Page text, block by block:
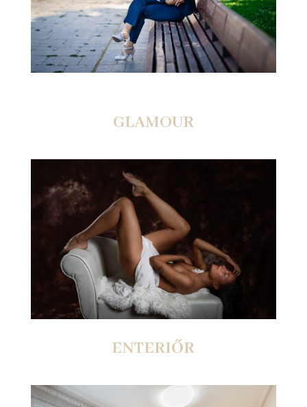
GLAMOUR
ENTERIŐR